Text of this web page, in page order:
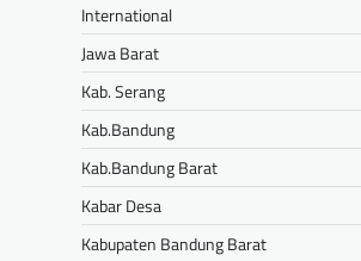
International
Jawa Barat
Kab. Serang
Kab.Bandung
Kab.Bandung Barat
Kabar Desa
Kabupaten Bandung Barat